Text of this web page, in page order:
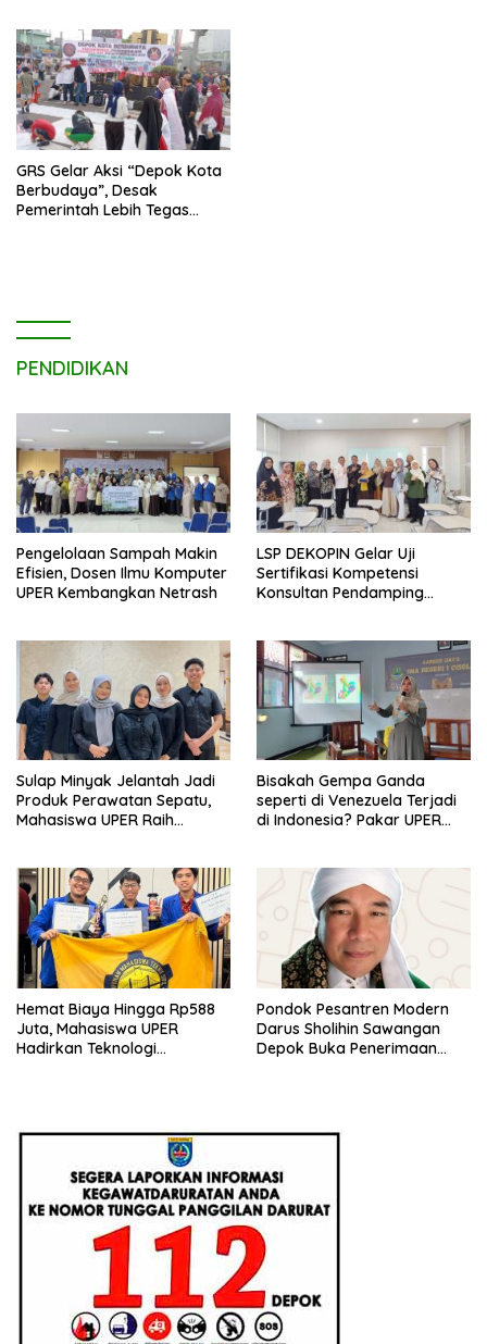
GRS Gelar Aksi “Depok Kota
Berbudaya”, Desak
Pemerintah Lebih Tegas
PENDIDIKAN
Pengelolaan Sampah Makin
Efisien, Dosen Ilmu Komputer
UPER Kembangkan Netrash
LSP DEKOPIN Gelar Uji
Sertifikasi Kompetensi
Konsultan Pendamping
Sulap Minyak Jelantah Jadi
Produk Perawatan Sepatu,
Mahasiswa UPER Raih
Bisakah Gempa Ganda
seperti di Venezuela Terjadi
di Indonesia? Pakar UPER
Hemat Biaya Hingga Rp588
Juta, Mahasiswa UPER
Hadirkan Teknologi
Pondok Pesantren Modern
Darus Sholihin Sawangan
Depok Buka Penerimaan